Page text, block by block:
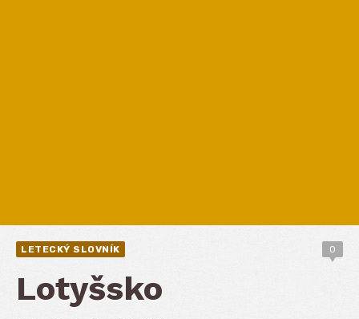
LETECKÝ SLOVNÍK 0
Lotyšsko